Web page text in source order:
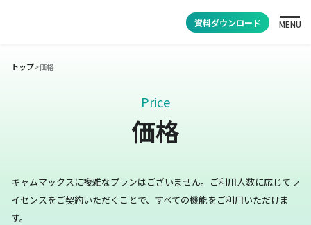
資料ダウンロード MENU
トップ>価格
Price
価格
キャムマックスに複雑なプランはございません。 ご利用人数に応じてラ
イセンスをご契約いただくことで、すべての機能をご利用いただけま
す。